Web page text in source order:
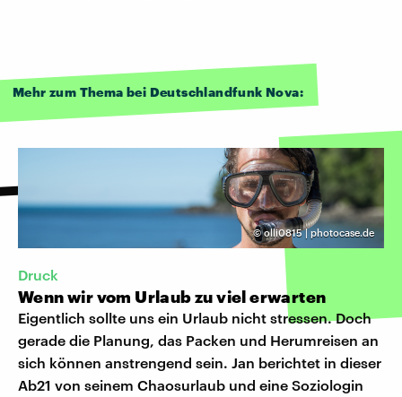
Mehr zum Thema bei Deutschlandfunk Nova:
©olli0815 | photocase.de
Druck
Wenn wir vom Urlaub zu viel erwarten
Eigentlich sollte uns ein Urlaub nicht stressen. Doch
gerade die Planung, das Packen und Herumreisen an
sich können anstrengend sein. Jan berichtet in dieser
Ab21 von seinem Chaosurlaub und eine Soziologin